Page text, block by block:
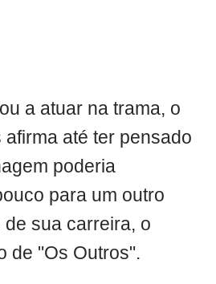
a atuar na trama, o
até ter pensado
poderia
para um outro
sua carreira, o
de "Os Outros".